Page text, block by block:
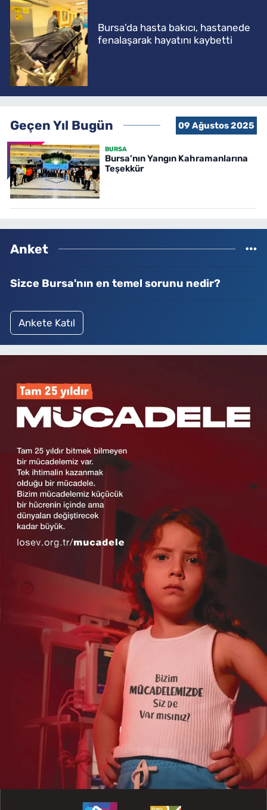
Bursa'da hasta bakıcı, hastanede
fenalaşarak hayatını kaybetti
Geçen Yıl Bugün 09 Ağustos 2025
BURSA
Bursa’nın Yangın Kahramanlarına
Teşekkür
Anket
Sizce Bursa'nın en temel sorunu nedir?
Ankete Katıl